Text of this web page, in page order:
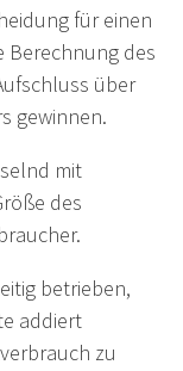
für einen
des
über
gewinnen.
mit
des
betrieben,
addiert
zu